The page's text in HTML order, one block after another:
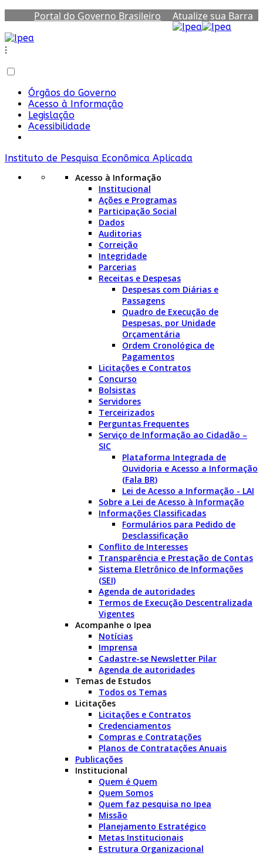
Portal do Governo Brasileiro
Atualize sua Barra
⁝
Órgãos do Governo
Acesso à Informação
Legislação
Acessibilidade
Instituto de Pesquisa Econômica Aplicada
Acesso à Informação
Institucional
Ações e Programas
Participação Social
Dados
Auditorias
Correição
Integridade
Parcerias
Receitas e Despesas
Despesas com Diárias e
Passagens
Quadro de Execução de
Despesas, por Unidade
Orçamentária
Ordem Cronológica de
Pagamentos
Licitações e Contratos
Concurso
Bolsistas
Servidores
Terceirizados
Perguntas Frequentes
Serviço de Informação ao Cidadão –
SIC
Plataforma Integrada de
Ouvidoria e Acesso a Informação
(Fala BR)
Lei de Acesso a Informação - LAI
Sobre a Lei de Acesso à Informação
Informações Classificadas
Formulários para Pedido de
Desclassificação
Conflito de Interesses
Transparência e Prestação de Contas
Sistema Eletrônico de Informações
(SEI)
Agenda de autoridades
Termos de Execução Descentralizada
Vigentes
Acompanhe o Ipea
Notícias
Imprensa
Cadastre-se Newsletter Pilar
Agenda de autoridades
Temas de Estudos
Todos os Temas
Licitações
Licitações e Contratos
Credenciamentos
Compras e Contratações
Planos de Contratações Anuais
Publicações
Institucional
Quem é Quem
Quem Somos
Quem faz pesquisa no Ipea
Missão
Planejamento Estratégico
Metas Institucionais
Estrutura Organizacional